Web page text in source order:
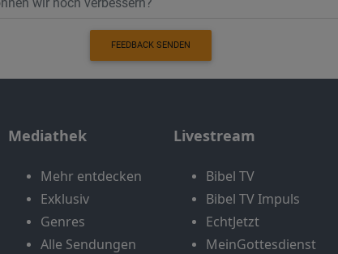
FEEDBACK SENDEN
Mediathek
Mehr entdecken
Exklusiv
Genres
Alle Sendungen
Livestream
Bibel TV
Bibel TV Impuls
EchtJetzt
MeinGottesdienst